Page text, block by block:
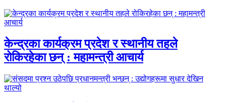
केन्द्रका कार्यक्रम प्रदेश र स्थानीय तहले
रोकिरहेका छन् : महामन्त्री आचार्य